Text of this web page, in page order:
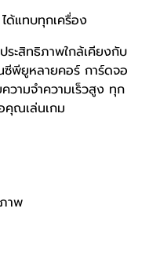
ด้แทบทุกเครื่อง
ะสิทธิภาพใกล้เคียงกับ
ซีพียูหลายคอร์ การ์ดจอ
ามจำความเร็วสูง ทุก
คุณเล่นเกม
าพ